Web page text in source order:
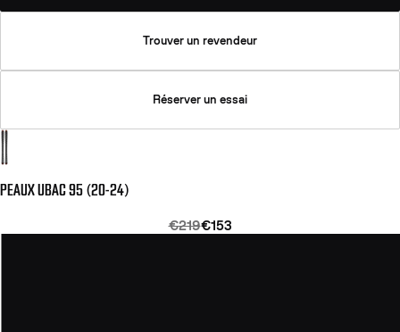
Trouver un revendeur
Réserver un essai
PEAUX UBAC 95 (20-24)
€219€153